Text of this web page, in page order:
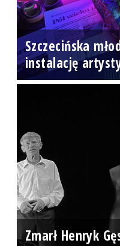
Szczecińska
instalację
Zmarł Henryk